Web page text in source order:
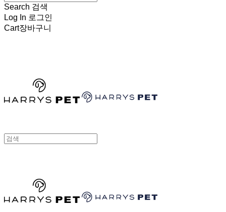
Search 검색
Log In 로그인
Cart장바구니